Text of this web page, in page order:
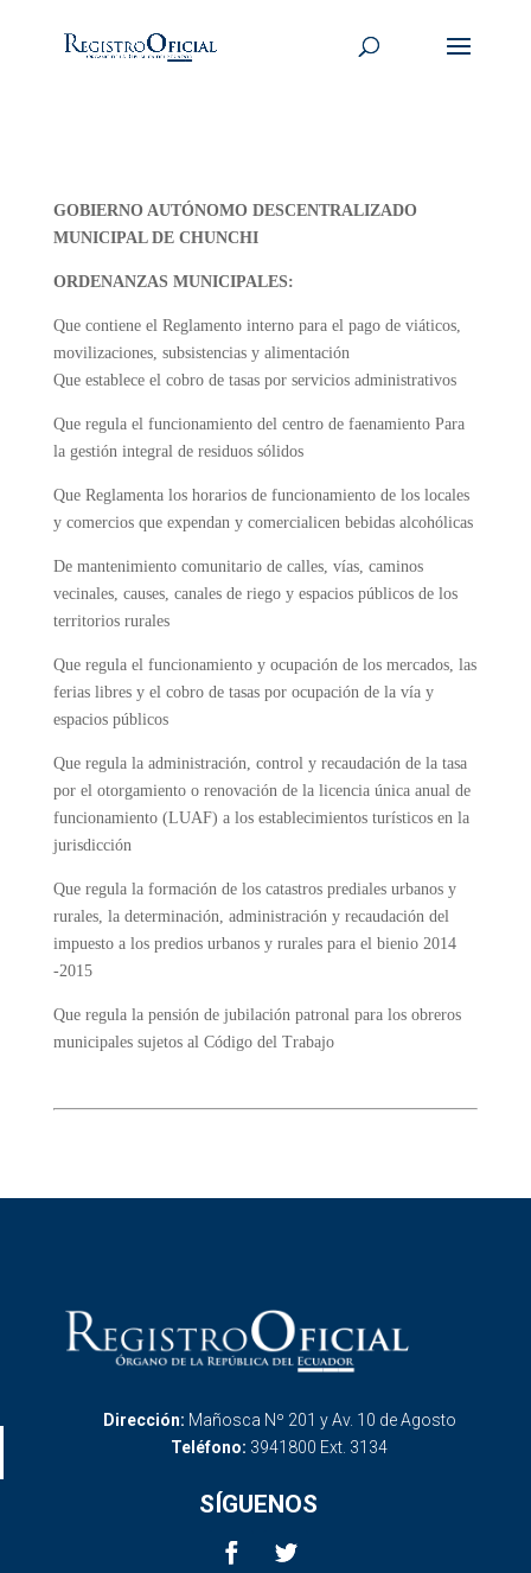
GOBIERNO AUTÓNOMO DESCENTRALIZADO
MUNICIPAL DE CHUNCHI
ORDENANZAS MUNICIPALES:
Que contiene el Reglamento interno para el pago de viáticos,
movilizaciones, subsistencias y alimentación
Que establece el cobro de tasas por servicios administrativos
Que regula el funcionamiento del centro de faenamiento Para
la gestión integral de residuos sólidos
Que Reglamenta los horarios de funcionamiento de los locales
y comercios que expendan y comercialicen bebidas alcohólicas
De mantenimiento comunitario de calles, vías, caminos
vecinales, causes, canales de riego y espacios públicos de los
territorios rurales
Que regula el funcionamiento y ocupación de los mercados, las
ferias libres y el cobro de tasas por ocupación de la vía y
espacios públicos
Que regula la administración, control y recaudación de la tasa
por el otorgamiento o renovación de la licencia única anual de
funcionamiento (LUAF) a los establecimientos turísticos en la
jurisdicción
Que regula la formación de los catastros prediales urbanos y
rurales, la determinación, administración y recaudación del
impuesto a los predios urbanos y rurales para el bienio 2014
-2015
Que regula la pensión de jubilación patronal para los obreros
municipales sujetos al Código del Trabajo
Dirección: Mañosca Nº 201 y Av. 10 de Agosto
Teléfono: 3941800 Ext. 3134
SÍGUENOS